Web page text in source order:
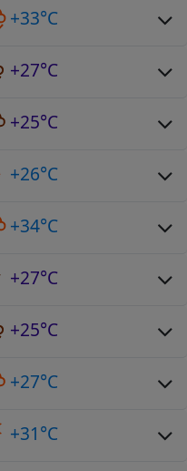
+33°C
+27°C
+25°C
+26°C
+34°C
+27°C
+25°C
+27°C
+31°C